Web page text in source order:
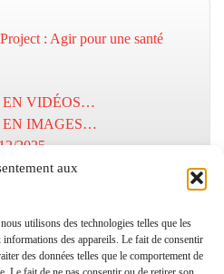
aux
utilisons des technologies telles que les
des appareils. Le fait de consentir
des données telles que le comportement de
: Agir pour une santé
EN VIDÉOS…
EN IMAGES…
2025
Infirmiers
Cannes/Le Cannet